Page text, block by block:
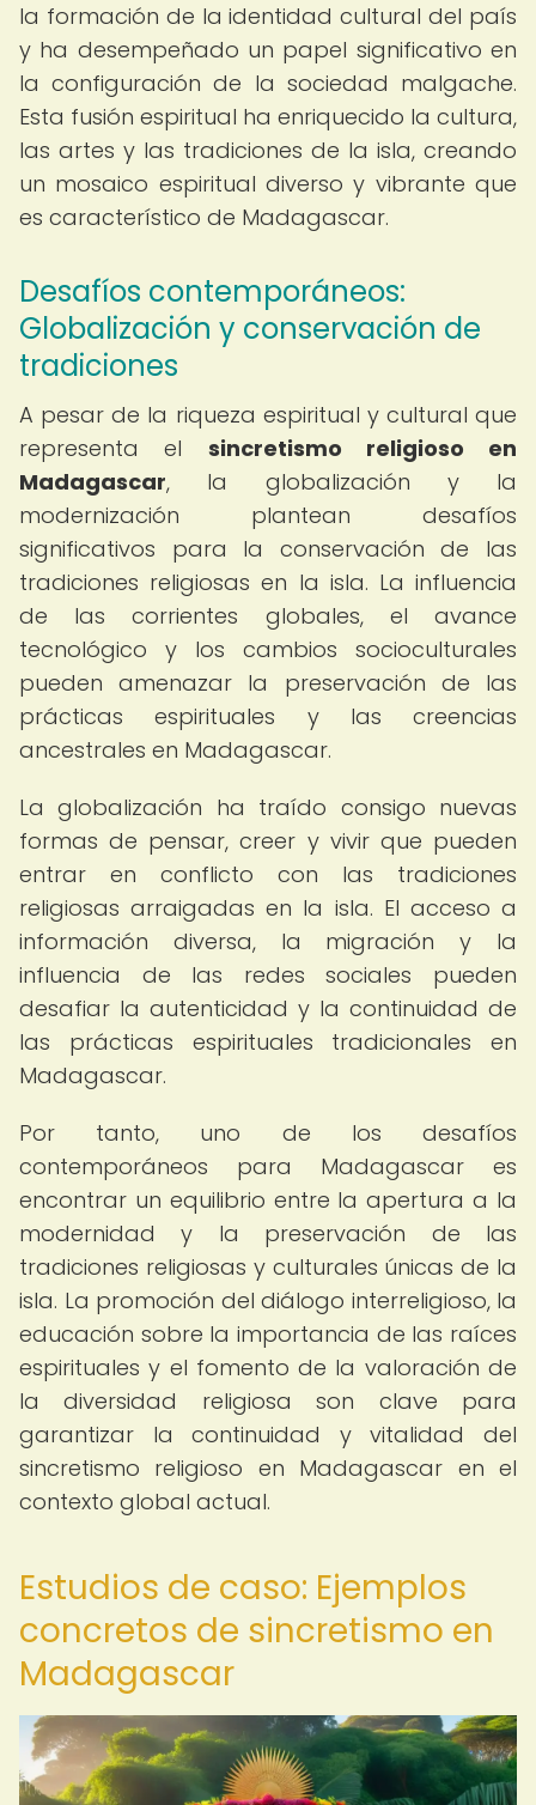
la formación de la identidad cultural del país
y ha desempeñado un papel significativo en
la configuración de la sociedad malgache.
Esta fusión espiritual ha enriquecido la cultura,
las artes y las tradiciones de la isla, creando
un mosaico espiritual diverso y vibrante que
es característico de Madagascar.
Desafíos contemporáneos:
Globalización y conservación de
tradiciones
A pesar de la riqueza espiritual y cultural que
representa el sincretismo religioso en
Madagascar, la globalización y la
modernización plantean desafíos
significativos para la conservación de las
tradiciones religiosas en la isla. La influencia
de las corrientes globales, el avance
tecnológico y los cambios socioculturales
pueden amenazar la preservación de las
prácticas espirituales y las creencias
ancestrales en Madagascar.
La globalización ha traído consigo nuevas
formas de pensar, creer y vivir que pueden
entrar en conflicto con las tradiciones
religiosas arraigadas en la isla. El acceso a
información diversa, la migración y la
influencia de las redes sociales pueden
desafiar la autenticidad y la continuidad de
las prácticas espirituales tradicionales en
Madagascar.
Por tanto, uno de los desafíos
contemporáneos para Madagascar es
encontrar un equilibrio entre la apertura a la
modernidad y la preservación de las
tradiciones religiosas y culturales únicas de la
isla. La promoción del diálogo interreligioso, la
educación sobre la importancia de las raíces
espirituales y el fomento de la valoración de
la diversidad religiosa son clave para
garantizar la continuidad y vitalidad del
sincretismo religioso en Madagascar en el
contexto global actual.
Estudios de caso: Ejemplos
concretos de sincretismo en
Madagascar